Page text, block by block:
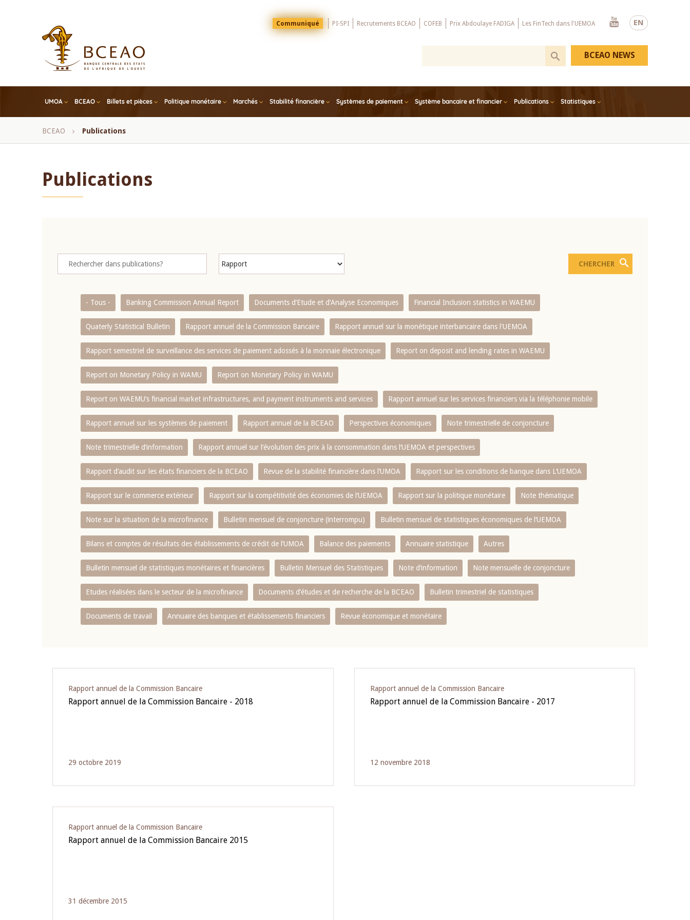
EN
Menu
Top
Communiqué PI-SPI Recrutements BCEAO COFEB Prix Abdoulaye FADIGA Les FinTech dans l'UEMOA
Youtube
UMOA BCEAO Billets et pièces Politique monétaire Marchés Stabilité financière Systèmes de paiement Système bancaire et financier Publications Statistiques
BCEAO NEWS
Fil
BCEAO Publications
Publications
- Tous - Banking Commission Annual Report Documents d’Etude et d’Analyse Economiques Financial Inclusion statistics in WAEMU
Quaterly Statistical Bulletin Rapport annuel de la Commission Bancaire Rapport annuel sur la monétique interbancaire dans l'UEMOA
Rapport semestriel de surveillance des services de paiement adossés à la monnaie électronique Report on deposit and lending rates in WAEMU
Report on Monetary Policy in WAMU Report on Monetary Policy in WAMU
Report on WAEMU’s financial market infrastructures, and payment instruments and services Rapport annuel sur les services financiers via la téléphonie mobile
Rapport annuel sur les systèmes de paiement Rapport annuel de la BCEAO Perspectives économiques Note trimestrielle de conjoncture
Note trimestrielle d‘information Rapport annuel sur l‘évolution des prix à la consommation dans l‘UEMOA et perspectives
Rapport d‘audit sur les états financiers de la BCEAO Revue de la stabilité financière dans l‘UMOA Rapport sur les conditions de banque dans L‘UEMOA
Rapport sur le commerce extérieur Rapport sur la compétitivité des économies de l‘UEMOA Rapport sur la politique monétaire Note thématique
Note sur la situation de la microfinance Bulletin mensuel de conjoncture (interrompu) Bulletin mensuel de statistiques économiques de l‘UEMOA
Bilans et comptes de résultats des établissements de crédit de l‘UMOA Balance des paiements Annuaire statistique Autres
Bulletin mensuel de statistiques monétaires et financières Bulletin Mensuel des Statistiques Note d’information Note mensuelle de conjoncture
Etudes réalisées dans le secteur de la microfinance Documents d’études et de recherche de la BCEAO Bulletin trimestriel de statistiques
Documents de travail Annuaire des banques et établissements financiers Revue économique et monétaire
Rapport annuel de la Commission Bancaire
Rapport annuel de la Commission Bancaire - 2018
29 octobre 2019
Rapport annuel de la Commission Bancaire
Rapport annuel de la Commission Bancaire - 2017
12 novembre 2018
Rapport annuel de la Commission Bancaire
Rapport annuel de la Commission Bancaire 2015
31 décembre 2015